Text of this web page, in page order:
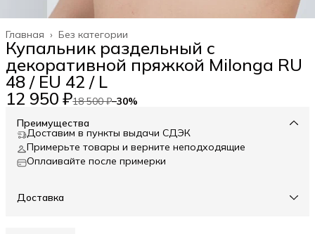
Без категории
Главная ›
Купальник раздельный с
декоративной пряжкой Milonga RU
48 / EU 42 / L
12 950 ₽18 500 ₽−30%
Преимущества
Доставим в пункты выдачи СДЭК
Примерьте товары и верните неподходящие
Оплаивайте после примерки
Доставка